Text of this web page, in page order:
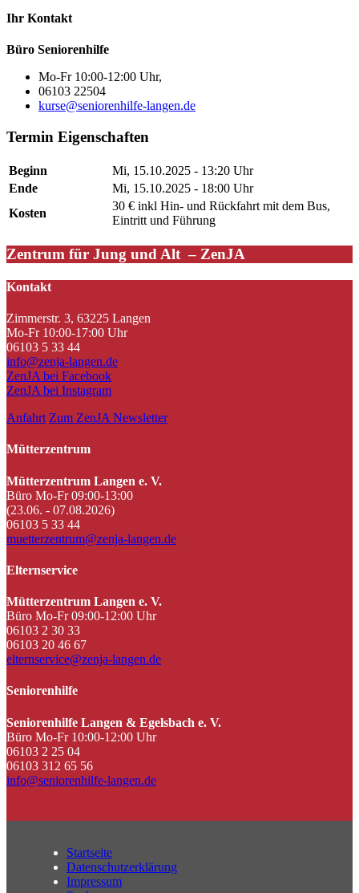
Ihr Kontakt
Büro Seniorenhilfe
Mo-Fr 10:00-12:00 Uhr,
06103 22504
kurse@seniorenhilfe-langen.de
Termin Eigenschaften
Beginn
Mi, 15.10.2025 - 13:20 Uhr
Ende
Mi, 15.10.2025 - 18:00 Uhr
Kosten
30 € inkl Hin- und Rückfahrt mit dem Bus,
Eintritt und Führung
Zentrum für Jung und Alt – ZenJA
Kontakt
Zimmerstr. 3, 63225 Langen
Mo-Fr 10:00-17:00 Uhr
06103 5 33 44
info@zenja-langen.de
ZenJA bei Facebook
ZenJA bei Instagram
Anfahrt Zum ZenJA Newsletter
Mütterzentrum
Mütterzentrum Langen e. V.
Büro Mo-Fr 09:00-13:00
(23.06. - 07.08.2026)
06103 5 33 44
muetterzentrum@zenja-langen.de
Elternservice
Mütterzentrum Langen e. V.
Büro Mo-Fr 09:00-12:00 Uhr
06103 2 30 33
06103 20 46 67
elternservice@zenja-langen.de
Seniorenhilfe
Seniorenhilfe Langen & Egelsbach e. V.
Büro Mo-Fr 10:00-12:00 Uhr
06103 2 25 04
06103 312 65 56
info@seniorenhilfe-langen.de
Startseite
Datenschutzerklärung
Impressum